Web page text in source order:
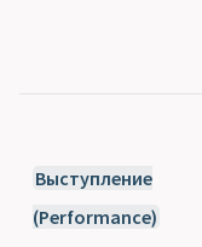
Выступление
(Performance)